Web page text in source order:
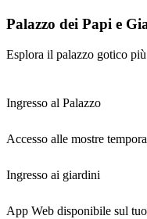
Palazzo dei Papi e
Esplora il palazzo gotico
Ingresso al Palazzo
Accesso alle mostre
Ingresso ai giardini
App Web disponibile sul